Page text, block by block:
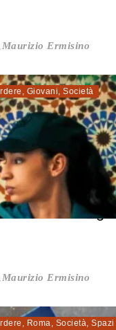
Maurizio Ermisino
, Giovani, Società
mia è una
Maurizio Ermisino
, Roma, Società, Spazi